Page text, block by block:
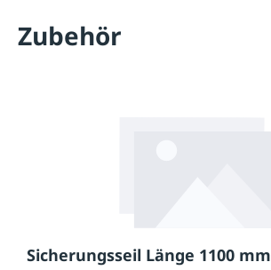
Zubehör
Sicherungsseil Länge 1100 mm